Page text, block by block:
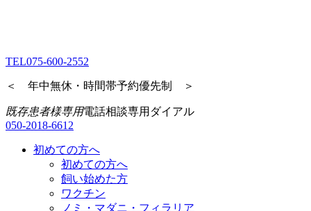
TEL075-600-2552
＜ 年中無休・時間帯予約優先制 ＞
既存患者様専用電話相談専用ダイアル
050-2018-6612
初めての方へ
初めての方へ
飼い始めた方
ワクチン
ノミ・マダニ・フィラリア